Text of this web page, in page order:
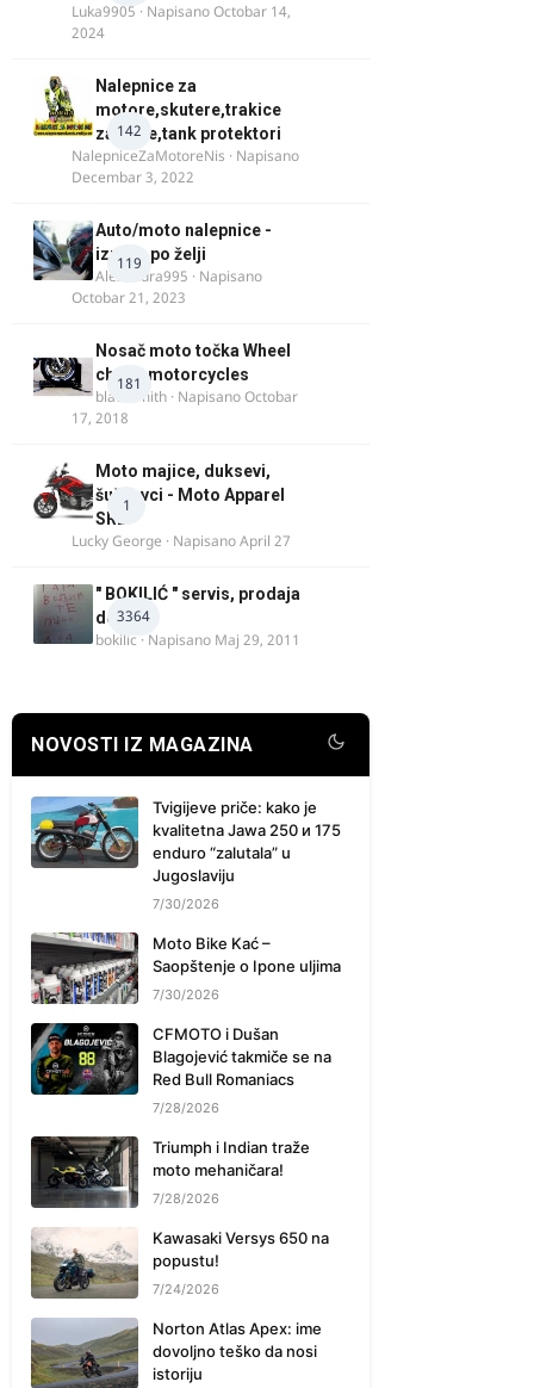
Luka9905 · NapisanoOctobar 14,
2024
142
Nalepnice za
motore,skutere,trakice
za felne,tank protektori
NalepniceZaMotoreNis · Napisano
Decembar 3, 2022
119
Auto/moto nalepnice -
izrada po želji
Alexandra995 · Napisano
Octobar 21, 2023
181
Nosač moto točka Wheel
chock motorcycles
blacksmith · NapisanoOctobar
17, 2018
1
Moto majice, duksevi,
šuškavci - Moto Apparel
SRB
Lucky George · NapisanoApril 27
3364
" BOKILIĆ " servis, prodaja
delova
bokilic · Napisano Maj 29, 2011
NOVOSTI IZ MAGAZINA
Tvigijeve priče: kako je
kvalitetna Jawa 250 и 175
enduro “zalutala” u
Jugoslaviju
7/30/2026
Moto Bike Kać –
Saopštenje o Ipone uljima
7/30/2026
CFMOTO i Dušan
Blagojević takmiče se na
Red Bull Romaniacs
7/28/2026
Triumph i Indian traže
moto mehaničara!
7/28/2026
Kawasaki Versys 650 na
popustu!
7/24/2026
Norton Atlas Apex: ime
dovoljno teško da nosi
istoriju